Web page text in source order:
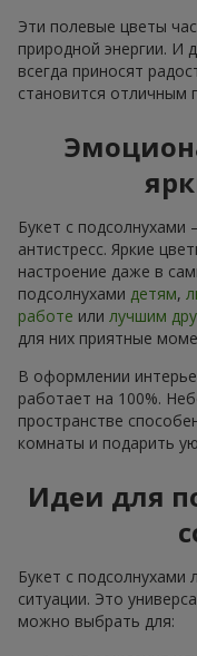
Эти полевые цветы
природной энергии. И
всегда приносят
становится
Букет с
антистресс. Яркие
настроение даже в
подсолнухами детям,
работе или лучшим
для них приятные
В оформлении
работает на 100%.
пространстве
комнаты и подарить
Идеи для
Букет с подсолнухами
ситуации. Это
можно выбрать для: